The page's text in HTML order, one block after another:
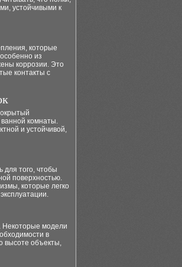
устойчивыми к
которые
из
коррозии. Это
контакты с
комнаты.
и устойчивой,
для того, чтобы
поверхностью.
которые легко
Некоторые модели
в
высоте объекты,